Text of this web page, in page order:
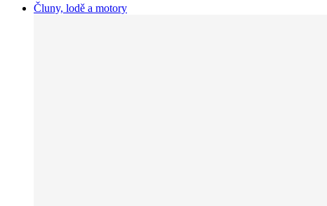
Čluny, lodě a motory